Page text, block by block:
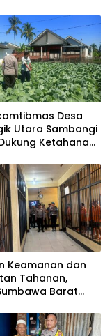
Desa
Utara Sambangi
Ketahanan
Keamanan dan
Tahanan,
Barat
Berkala